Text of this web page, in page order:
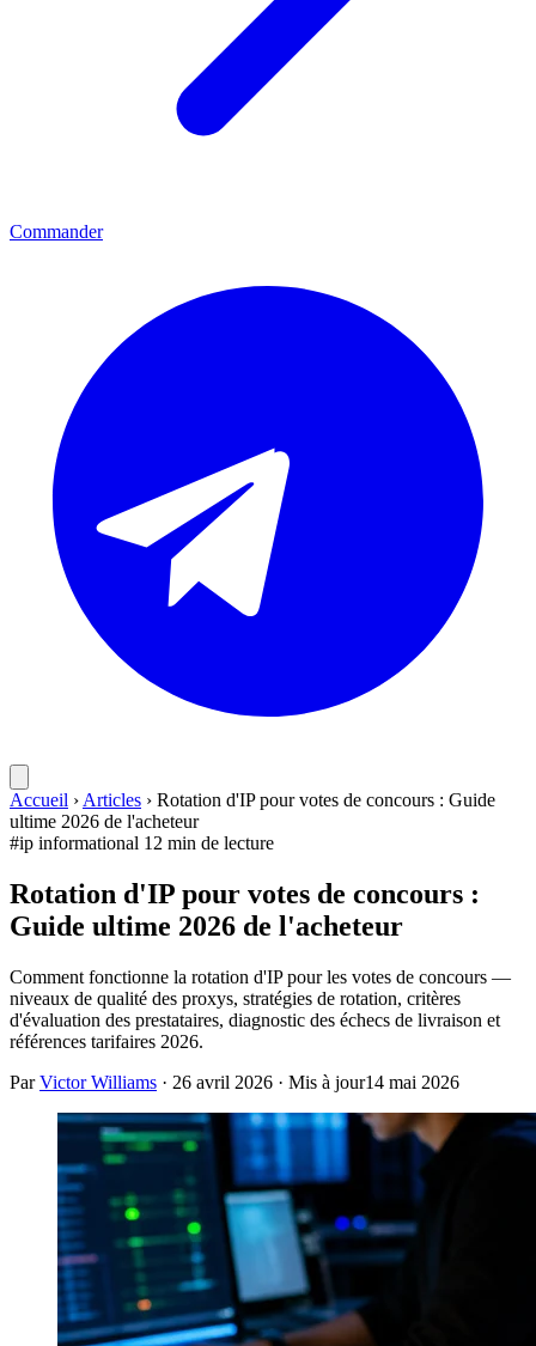
Commander
Accueil › Articles › Rotation d'IP pour votes de concours : Guide
ultime 2026 de l'acheteur
#ip informational 12 min de lecture
Rotation d'IP pour votes de concours :
Guide ultime 2026 de l'acheteur
Comment fonctionne la rotation d'IP pour les votes de concours —
niveaux de qualité des proxys, stratégies de rotation, critères
d'évaluation des prestataires, diagnostic des échecs de livraison et
références tarifaires 2026.
ParVictor Williams · 26 avril 2026 · Mis à jour14 mai 2026